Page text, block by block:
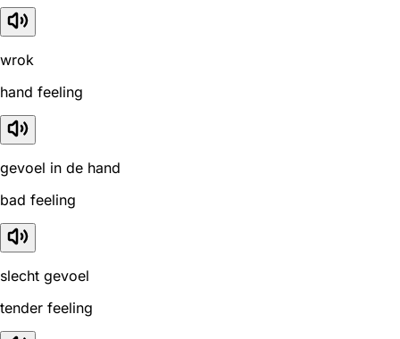
wrok
hand feeling
gevoel in de hand
bad feeling
slecht gevoel
tender feeling